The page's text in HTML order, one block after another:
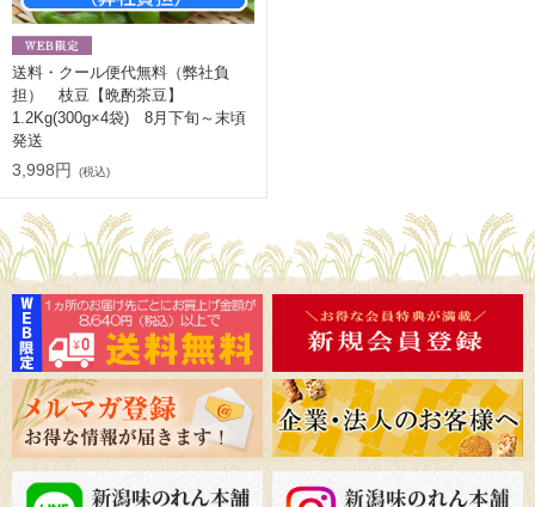
送料・クール便代無料（弊社負
担） 枝豆【晩酌茶豆】
1.2Kg(300g×4袋) 8月下旬～末頃
発送
3,998円 (税込)